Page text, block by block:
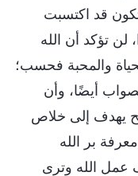
قد اكتسبت
تؤكد أن الله
والمحبة فحسب؛
أيضًا، وأن
يهدف إلى خلاص
بر الله
الله وترى